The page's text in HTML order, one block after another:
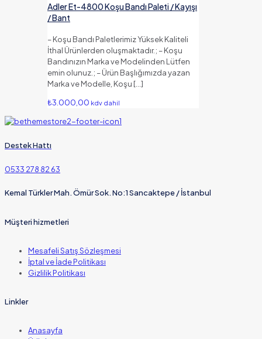
Adler Et-4800 Koşu Bandı Paleti / Kayışı
/ Bant
– Koşu Bandı Paletlerimiz Yüksek Kaliteli
İthal Ürünlerden oluşmaktadır.; – Koşu
Bandınızın Marka ve Modelinden Lütfen
emin olunuz.; – Ürün Başlığımızda yazan
Marka ve Modelle, Koşu […]
₺3.000,00 kdv dahil
Destek Hattı
0533 278 82 63
Kemal Türkler Mah. Ömür Sok. No:1 Sancaktepe / İstanbul
Müşteri hizmetleri
Mesafeli Satış Sözleşmesi
İptal ve İade Politikası
Gizlilik Politikası
Linkler
Anasayfa